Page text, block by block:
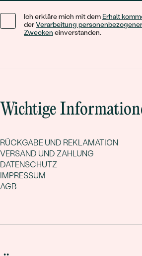
Ich erkläre mich mit dem Erhalt
derVerarbeitung
Zwecken einverstanden.
Wichtige
RÜCKGABE UND REKLAMATION
VERSAND UND ZAHLUNG
DATENSCHUTZ
IMPRESSUM
AGB